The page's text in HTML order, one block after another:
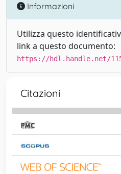
Informazioni
Utilizza questo
link a questo documento:
https://hdl.handle.net/
Citazioni